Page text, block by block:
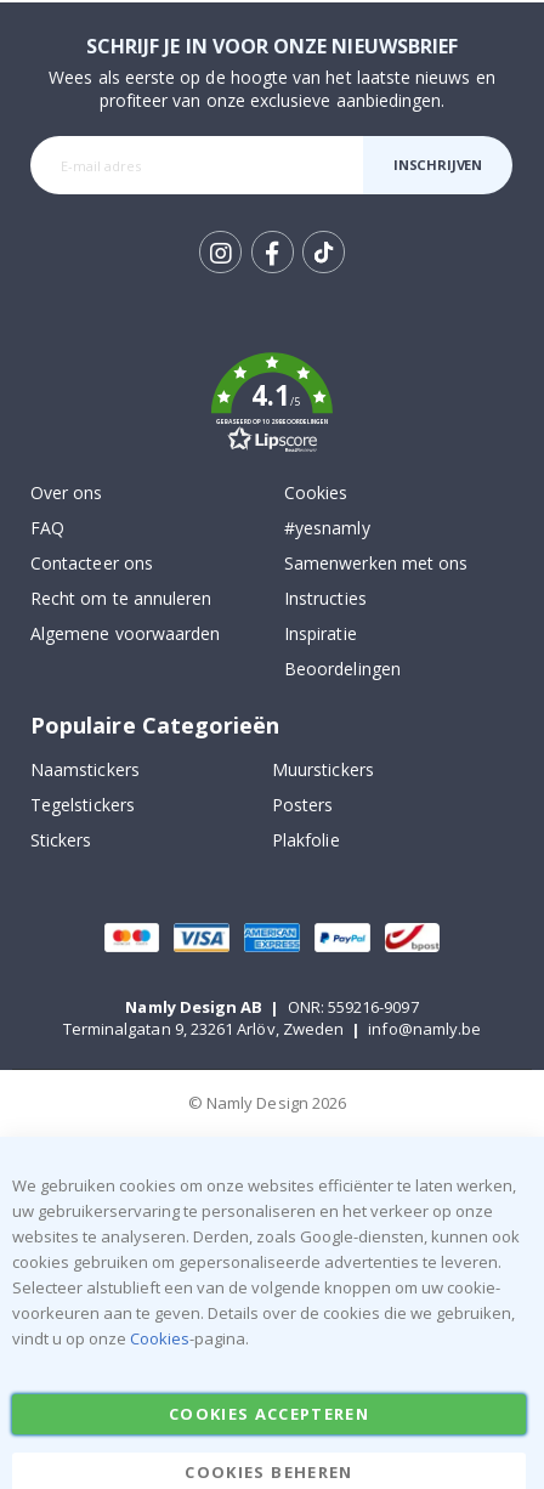
SCHRIJF JE IN VOOR ONZE NIEUWSBRIEF
Wees als eerste op de hoogte van het laatste nieuws en
profiteer van onze exclusieve aanbiedingen.
INSCHRIJVEN
4.1/5
GEBASEERD OP 1029 BEOORDELINGEN
Over ons
FAQ
Contacteer ons
Recht om te annuleren
Algemene voorwaarden
Cookies
#yesnamly
Samenwerken met ons
Instructies
Inspiratie
Beoordelingen
Populaire Categorieën
Naamstickers
Muurstickers
Tegelstickers
Posters
Stickers
Plakfolie
Namly Design AB |
ONR: 559216-9097
Terminalgatan 9, 23261 Arlöv, Zweden | info@namly.be
© Namly Design 2026
We gebruiken cookies om onze websites efficiënter te laten werken,
uw gebruikerservaring te personaliseren en het verkeer op onze
websites te analyseren. Derden, zoals Google-diensten, kunnen ook
cookies gebruiken om gepersonaliseerde advertenties te leveren.
Selecteer alstublieft een van de volgende knoppen om uw cookie-
voorkeuren aan te geven. Details over de cookies die we gebruiken,
vindt u op onze Cookies-pagina.
COOKIES ACCEPTEREN
COOKIES BEHEREN